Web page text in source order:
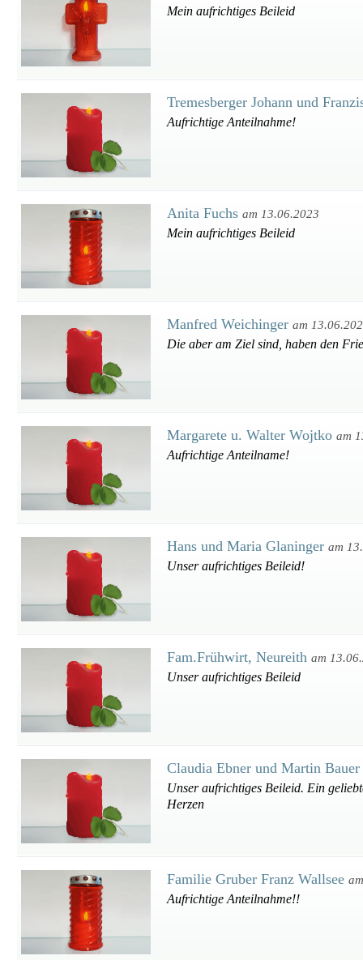
Mein aufrichtiges Beileid
Tremesberger Johann und
Aufrichtige Anteilnahme!
Anita Fuchs am 13.06.2023
Mein aufrichtiges Beileid
Manfred Weichinger am
Die aber am Ziel sind, haben den
Margarete u. Walter Wojtko am
Aufrichtige Anteilname!
Hans und Maria Glaninger am
Unser aufrichtiges Beileid!
Fam.Frühwirt, Neureith am
Unser aufrichtiges Beileid
Claudia Ebner und Martin Bauer
Unser aufrichtiges Beileid. Ein
Herzen
Familie Gruber Franz Wallsee
Aufrichtige Anteilnahme!!